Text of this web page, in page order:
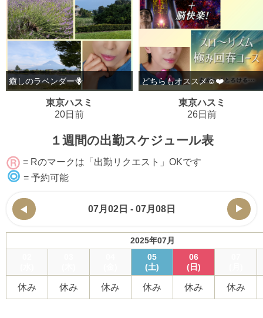
癒しのラベンダー🪻
東京ハスミ
20日前
どちらもオススメ☺️❤️
東京ハスミ
26日前
１週間の出勤スケジュール表
= Rのマークは「出勤リクエスト」OKです
= 予約可能
07月02日 - 07月08日
2025年07月
05
(土)
06
(日)
休み 休み 休み 休み 休み 休み